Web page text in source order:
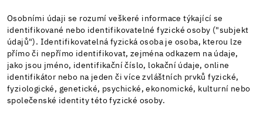
Osobními údaji se rozumí veškeré informace týkající se
identifikované nebo identifikovatelné fyzické osoby ("subjekt
údajů"). Identifikovatelná fyzická osoba je osoba, kterou lze
přímo či nepřímo identifikovat, zejména odkazem na údaje,
jako jsou jméno, identifikační číslo, lokační údaje, online
identifikátor nebo na jeden či více zvláštních prvků fyzické,
fyziologické, genetické, psychické, ekonomické, kulturní nebo
společenské identity této fyzické osoby.